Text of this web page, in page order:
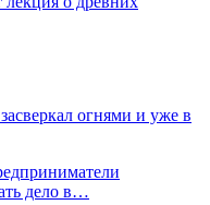
огнями и уже в
дело в…